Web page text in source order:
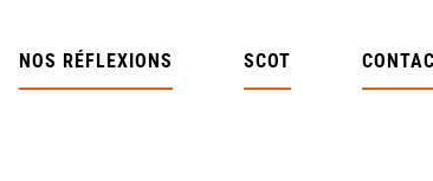
NOS RÉFLEXIONS SCOT